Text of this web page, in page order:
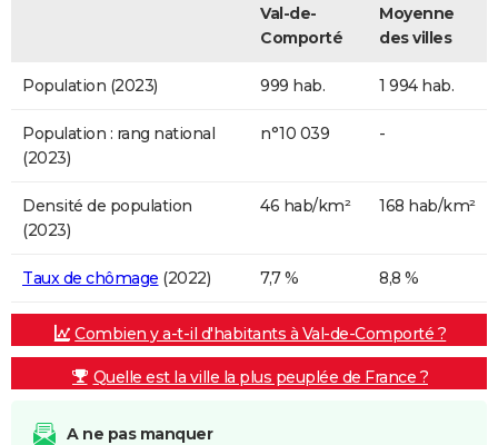
Val-de-
Comporté
Moyenne
des villes
Population (2023) 999 hab. 1 994 hab.
Population : rang national
(2023)
n°10 039 -
Densité de population
(2023)
46 hab/km² 168 hab/km²
Taux de chômage (2022) 7,7 % 8,8 %
Combien y a-t-il d'habitants à Val-de-Comporté ?
Quelle est la ville la plus peuplée de France ?
A ne pas manquer